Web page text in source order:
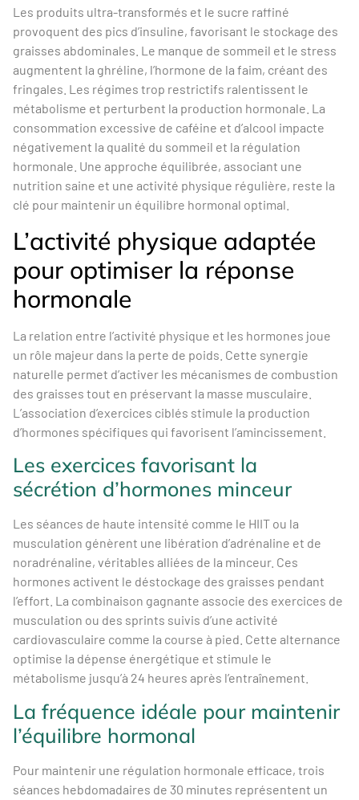
Les produits ultra-transformés et le sucre raffiné
provoquent des pics d’insuline, favorisant le stockage des
graisses abdominales. Le manque de sommeil et le stress
augmentent la ghréline, l’hormone de la faim, créant des
fringales. Les régimes trop restrictifs ralentissent le
métabolisme et perturbent la production hormonale. La
consommation excessive de caféine et d’alcool impacte
négativement la qualité du sommeil et la régulation
hormonale. Une approche équilibrée, associant une
nutrition saine et une activité physique régulière, reste la
clé pour maintenir un équilibre hormonal optimal.
L’activité physique adaptée
pour optimiser la réponse
hormonale
La relation entre l’activité physique et les hormones joue
un rôle majeur dans la perte de poids. Cette synergie
naturelle permet d’activer les mécanismes de combustion
des graisses tout en préservant la masse musculaire.
L’association d’exercices ciblés stimule la production
d’hormones spécifiques qui favorisent l’amincissement.
Les exercices favorisant la
sécrétion d’hormones minceur
Les séances de haute intensité comme le HIIT ou la
musculation génèrent une libération d’adrénaline et de
noradrénaline, véritables alliées de la minceur. Ces
hormones activent le déstockage des graisses pendant
l’effort. La combinaison gagnante associe des exercices de
musculation ou des sprints suivis d’une activité
cardiovasculaire comme la course à pied. Cette alternance
optimise la dépense énergétique et stimule le
métabolisme jusqu’à 24 heures après l’entraînement.
La fréquence idéale pour maintenir
l’équilibre hormonal
Pour maintenir une régulation hormonale efficace, trois
séances hebdomadaires de 30 minutes représentent un